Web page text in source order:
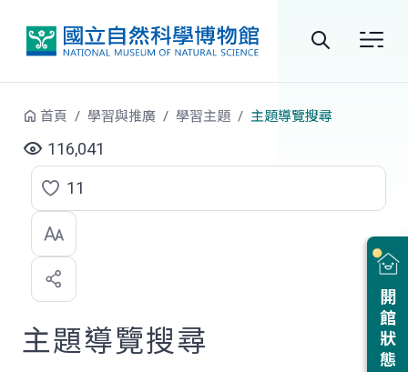
站
尋
開館狀態
首頁 學習與推廣 學習主題 主題導覽搜尋
116,041
點
選
喜
歡
11
主題導覽搜尋